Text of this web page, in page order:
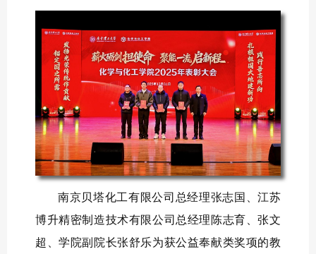
南京贝塔化工有限公司总经理张志国、江苏
博升精密制造技术有限公司总经理陈志育、张文
超、学院副院长张舒乐为获公益奉献类奖项的教